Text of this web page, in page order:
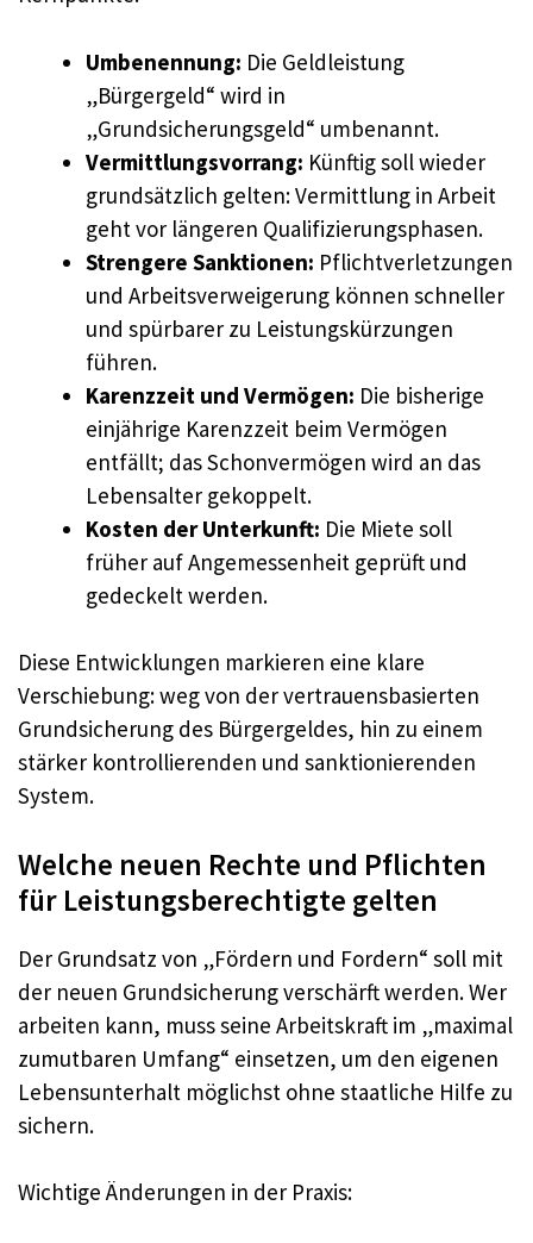
Umbenennung: Die Geldleistung
„Bürgergeld“ wird in
„Grundsicherungsgeld“ umbenannt.
Vermittlungsvorrang: Künftig soll wieder
grundsätzlich gelten: Vermittlung in Arbeit
geht vor längeren Qualifizierungsphasen.
Strengere Sanktionen: Pflichtverletzungen
und Arbeitsverweigerung können schneller
und spürbarer zu Leistungskürzungen
führen.
Karenzzeit und Vermögen: Die bisherige
einjährige Karenzzeit beim Vermögen
entfällt; das Schonvermögen wird an das
Lebensalter gekoppelt.
Kosten der Unterkunft: Die Miete soll
früher auf Angemessenheit geprüft und
gedeckelt werden.
Diese Entwicklungen markieren eine klare
Verschiebung: weg von der vertrauensbasierten
Grundsicherung des Bürgergeldes, hin zu einem
stärker kontrollierenden und sanktionierenden
System.
Welche neuen Rechte und Pflichten
für Leistungsberechtigte gelten
Der Grundsatz von „Fördern und Fordern“ soll mit
der neuen Grundsicherung verschärft werden. Wer
arbeiten kann, muss seine Arbeitskraft im „maximal
zumutbaren Umfang“ einsetzen, um den eigenen
Lebensunterhalt möglichst ohne staatliche Hilfe zu
sichern.
Wichtige Änderungen in der Praxis: